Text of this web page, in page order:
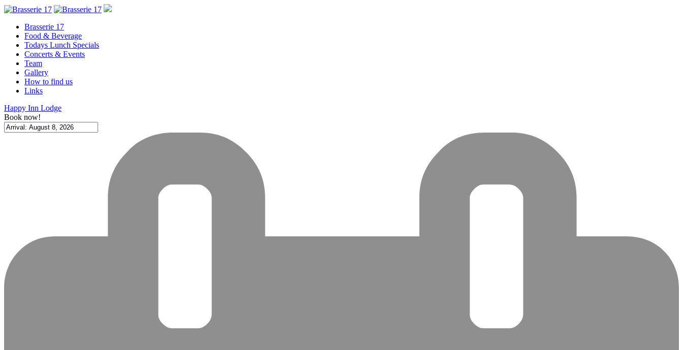
Brasserie 17
Food & Beverage
Todays Lunch Specials
Concerts & Events
Team
Gallery
How to find us
Links
Happy Inn Lodge
Book now!